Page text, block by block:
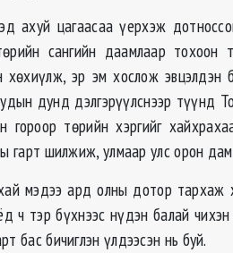
ахуй цагаасаа үерхэж
сангийн даамлаар тохоон
хөхиүлж, эр эм хослож эвцэлдэн
дунд дэлгэрүүлснээр түүнд
гороор төрийн хэргийг
гарт шилжиж, улмаар улс орон
мэдээ ард олны дотор тархаж
ч тэр бүхнээс нүдэн балай
бас бичиглэн үлдээсэн нь буй.